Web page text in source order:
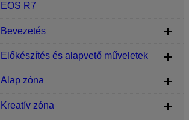
EOS R7
Bevezetés
Előkészítés és alapvető műveletek
Alap zóna
Kreatív zóna